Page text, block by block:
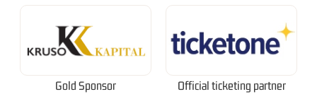
Gold Sponsor Official ticketing partner